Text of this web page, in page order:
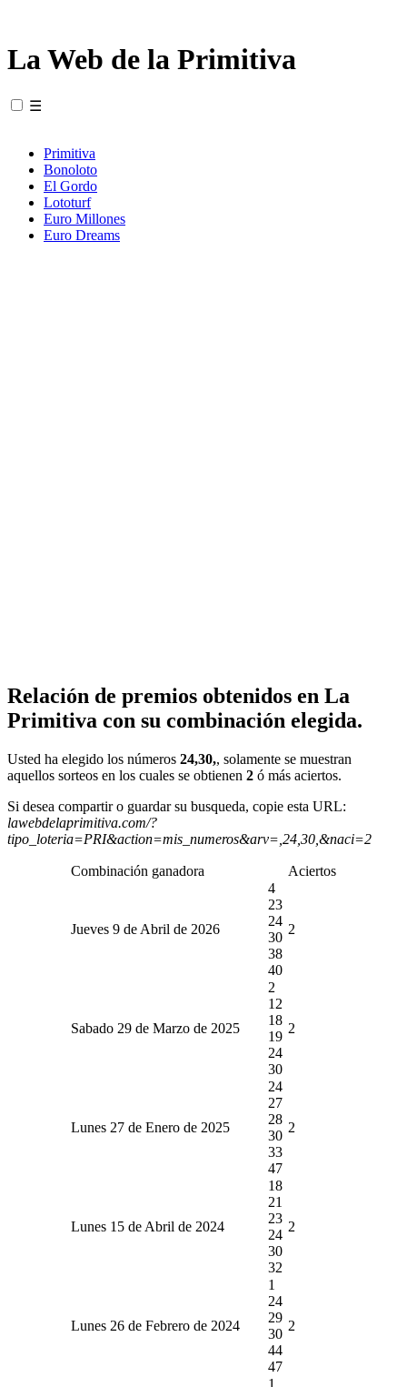
La Web de la Primitiva
☰
Primitiva
Bonoloto
El Gordo
Lototurf
Euro Millones
Euro Dreams
Relación de premios obtenidos en La
Primitiva con su combinación elegida.
Usted ha elegido los números 24,30,, solamente se muestran
aquellos sorteos en los cuales se obtienen 2 ó más aciertos.
Si desea compartir o guardar su busqueda, copie esta URL:
lawebdelaprimitiva.com/?
tipo_loteria=PRI&action=mis_numeros&arv=,24,30,&naci=2
Combinación ganadora Aciertos
Jueves 9 de Abril de 2026
4
23
24
30
38
40
2
Sabado 29 de Marzo de 2025
2
12
18
19
24
30
2
Lunes 27 de Enero de 2025
24
27
28
30
33
47
2
Lunes 15 de Abril de 2024
18
21
23
24
30
32
2
Lunes 26 de Febrero de 2024
1
24
29
30
44
47
2
1